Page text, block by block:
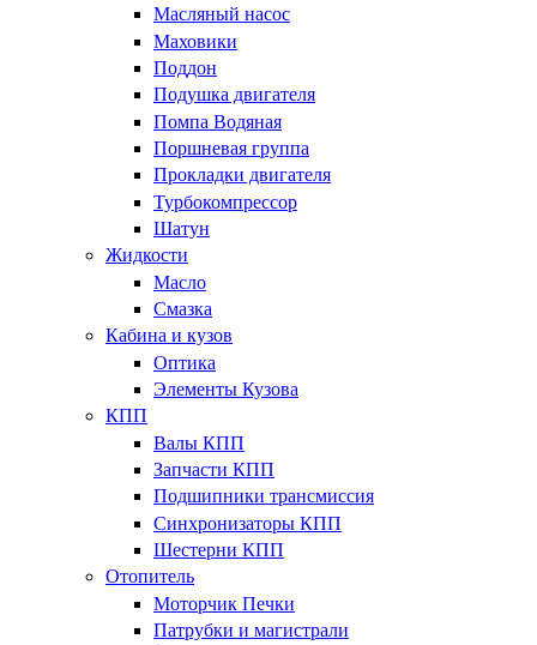
Масляный насос
Маховики
Поддон
Подушка двигателя
Помпа Водяная
Поршневая группа
Прокладки двигателя
Турбокомпрессор
Шатун
Жидкости
Масло
Смазка
Кабина и кузов
Оптика
Элементы Кузова
КПП
Валы КПП
Запчасти КПП
Подшипники трансмиссия
Синхронизаторы КПП
Шестерни КПП
Отопитель
Моторчик Печки
Патрубки и магистрали